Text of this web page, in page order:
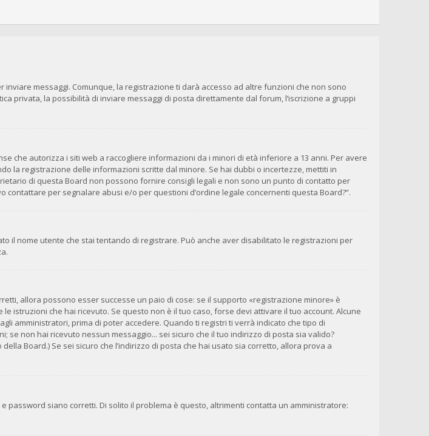
messaggi. Comunque, la registrazione ti darà accesso ad altre funzioni che non sono
privata, la possibilità di inviare messaggi di posta direttamente dal forum, l’iscrizione a gruppi
che autorizza i siti web a raccogliere informazioni da i minori di età inferiore a 13 anni. Per avere
la registrazione delle informazioni scritte dal minore. Se hai dubbi o incertezze, mettiti in
di questa Board non possono fornire consigli legali e non sono un punto di contatto per
per segnalare abusi e/o per questioni d’ordine legale concernenti questa Board?”.
il nome utente che stai tentando di registrare. Può anche aver disabilitato le registrazioni per
allora possono esser successe un paio di cose: se il supporto «registrazione minore» è
istruzioni che hai ricevuto. Se questo non è il tuo caso, forse devi attivare il tuo account. Alcune
amministratori, prima di poter accedere. Quando ti registri ti verrà indicato che tipo di
non hai ricevuto nessun messaggio... sei sicuro che il tuo indirizzo di posta sia valido?
Board.) Se sei sicuro che l’indirizzo di posta che hai usato sia corretto, allora prova a
password siano corretti. Di solito il problema è questo, altrimenti contatta un amministratore: